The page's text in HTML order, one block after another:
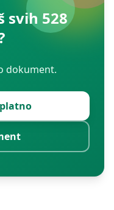
svih 528
dokument.